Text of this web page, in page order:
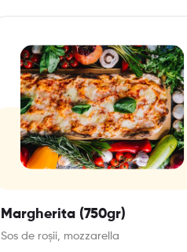
Margherita (750gr)
Sos de roșii, mozzarella